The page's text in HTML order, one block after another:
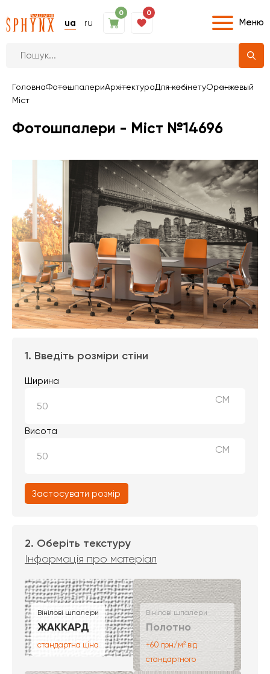
ua ru
0 0
Меню
ГоловнаФотошпалериАрхітектураДля кабінетуОранжевый
Міст
Фотошпалери - Міст №14696
1. Введіть розміри стіни
Ширина
СМ
Висота
СМ
Застосувати розмір
2. Оберіть текстуру
Інформація про матеріал
Вінілові шпалери
ЖАККАРД
стандартна ціна
Вінілові шпалери
Полотно
+60 грн/м² від
стандартного